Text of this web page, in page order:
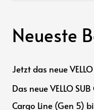
h
n
a
c
Neueste
Jetzt das neue
Das neue VELLO
Cargo Line (Gen 5)